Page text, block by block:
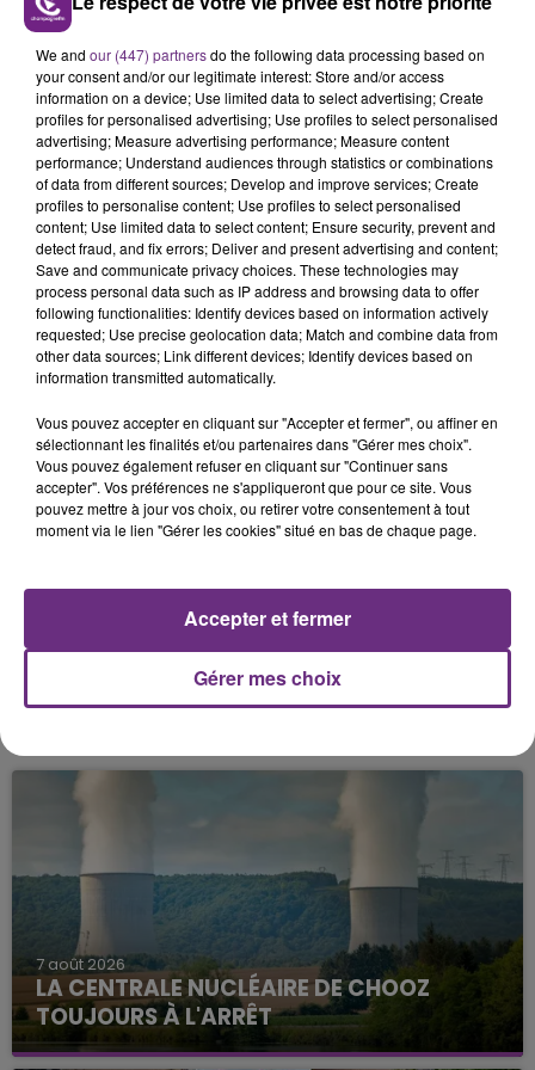
Un sachet acheté permet de préserver 4 m² de
forêts.
Dans la vie active ou encore dans les études, chaque
membre du quatuor à l'initiative de ce projet a
apporté sa pierre à l'édifice dans le lancement de
cette aventure.
Cet élément est masqué compte-tenu du refus
du dépôt de cookies que vous avez exprimé. Si
vous souhaitez l'afficher, merci de nous donner
votre accord en cliquant sur le bouton ci-
dessous.
Afficher l'élément
Pour définitivement lancer leur projet, les quatre
copains ont mis en place une campagne de
Cliquez icipour accéder à cette campagne et obtenir
toutes les informations complémentaires.
7 août 2026
LA CENTRALE NUCLÉAIRE DE CHOOZ
TOUJOURS À L'ARRÊT
Cela fait déjà une semaine que la centrale
We and our (447) partnersdo the following data processing based on
your consent and/or our legitimate interest: Store and/or access
information on a device; Use limited data to select advertising; Create
profiles for personalised advertising; Use profiles to select personalised
advertising; Measure advertising performance; Measure content
performance; Understand audiences through statistics or combinations
of data from different sources; Develop and improve services; Create
profiles to personalise content; Use profiles to select personalised
content; Use limited data to select content; Ensure security, prevent and
detect fraud, and fix errors; Deliver and present advertising and content;
Save and communicate privacy choices. These technologies may
process personal data such as IP address and browsing data to offer
following functionalities: Identify devices based on information actively
requested; Use precise geolocation data; Match and combine data from
other data sources; Link different devices; Identify devices based on
information transmitted automatically.
Vous pouvez accepter en cliquant sur "Accepter et fermer", ou affiner en
sélectionnant les finalités et/ou partenaires dans "Gérer mes choix".
Vous pouvez également refuser en cliquant sur "Continuer sans
accepter". Vos préférences ne s'appliqueront que pour ce site. Vous
pouvez mettre à jour vos choix, ou retirer votre consentement à tout
moment via le lien "Gérer les cookies" situé en bas de chaque page.
Gérer mes choix
Accepter et fermer